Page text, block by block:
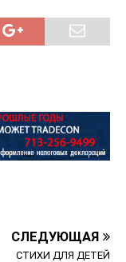
СЛЕДУЮЩАЯ
СТИХИ ДЛЯ ДЕТЕЙ